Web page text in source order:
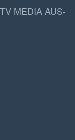
MEDIA AUS-